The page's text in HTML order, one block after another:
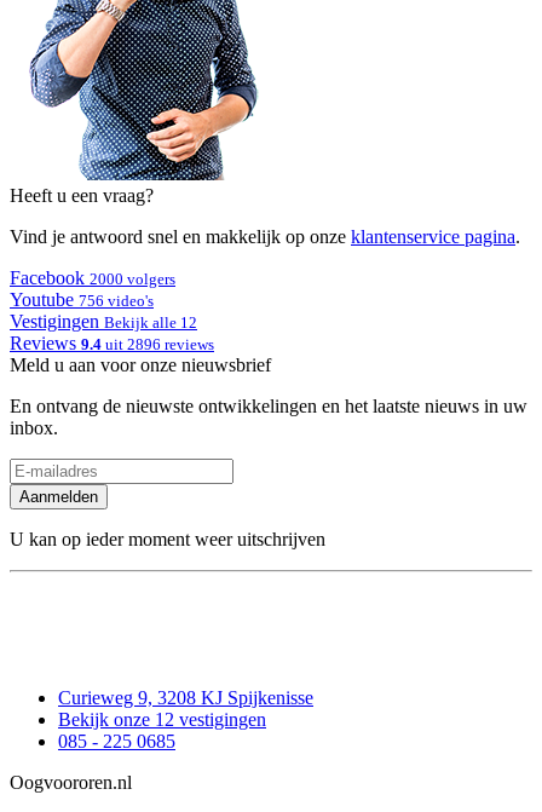
Heeft u een vraag?
Vind je antwoord snel en makkelijk op onze klantenservice pagina.
Facebook 2000 volgers
Youtube 756 video's
Vestigingen Bekijk alle 12
Reviews 9.4 uit 2896 reviews
Meld u aan voor onze nieuwsbrief
En ontvang de nieuwste ontwikkelingen en het laatste nieuws in uw
inbox.
Aanmelden
U kan op ieder moment weer uitschrijven
Curieweg 9, 3208 KJ Spijkenisse
Bekijk onze 12 vestigingen
085 - 225 0685
Oogvoororen.nl